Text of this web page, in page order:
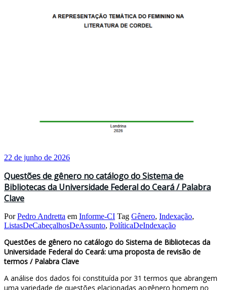
22 de junho de 2026
Questões de gênero no catálogo do Sistema de
Bibliotecas da Universidade Federal do Ceará / Palabra
Clave
PorPedro Andretta em Informe-CI Tag Gênero, Indexação,
ListasDeCabeçalhosDeAssunto, PolíticaDeIndexação
Questões de gênero no catálogo do Sistema de Bibliotecas da
Universidade Federal do Ceará: uma proposta de revisão de
termos / Palabra Clave
A análise dos dados foi constituída por 31 termos que abrangem
uma variedade de questões elacionadas aogênero homem no